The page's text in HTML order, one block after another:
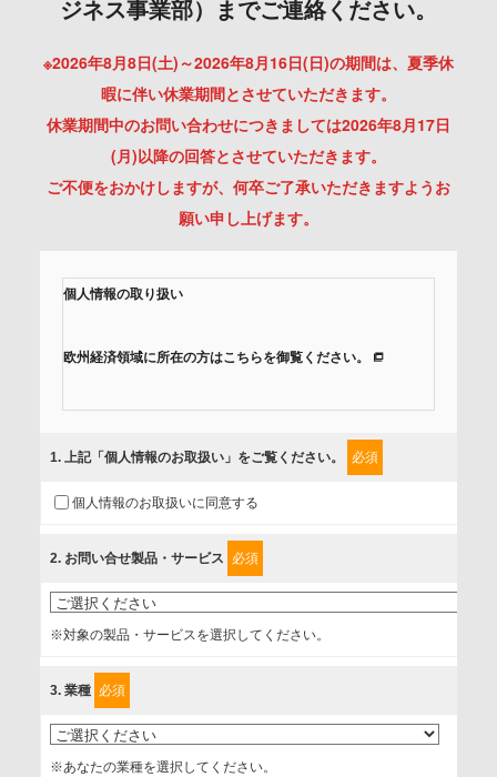
ジネス事業部）までご連絡ください。
※2026年8月8日(土)～2026年8月16日(日)の期間は、夏季休
暇に伴い休業期間とさせていただきます。
休業期間中のお問い合わせにつきましては2026年8月17日
(月)以降の回答とさせていただきます。
ご不便をおかけしますが、何卒ご了承いただきますようお
願い申し上げます。
個人情報の取り扱い
欧州経済領域に所在の方はこちらを御覧ください。
組みを行っています。
に取扱い、これらで定める範囲内で、サービスの提供やご案
内等のために利用させていただいております。
情報を提供されるお客様（本人）に対して、情報の収集目
的、管理者、提供の有無、情報提供の任意性や権利について
確認し、当社への情報提供がお客様の懸念にならないよう
上げます。
事業者名
1. 上記「個人情報のお取扱い」をご覧ください。 必須
個人情報のお取扱いに同意する
2. お問い合せ製品・サービス 必須
※対象の製品・サービスを選択してください。
3. 業種 必須
※あなたの業種を選択してください。